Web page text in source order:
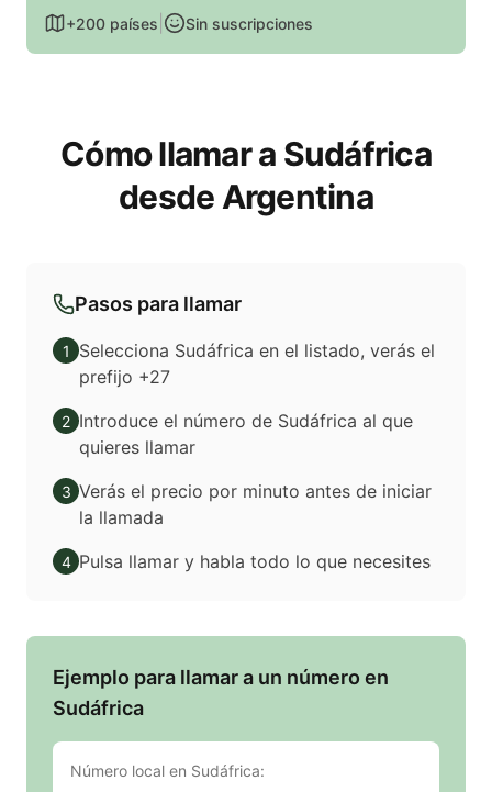
+200 países Sin suscripciones
Cómo llamar a Sudáfrica
desde Argentina
Pasos para llamar
1
Selecciona Sudáfrica en el listado, verás el
prefijo +27
2 Introduce el número de Sudáfrica al que
quieres llamar
3 Verás el precio por minuto antes de iniciar
la llamada
4 Pulsa llamar y habla todo lo que necesites
Ejemplo para llamar a un número en
Sudáfrica
Número local en Sudáfrica: